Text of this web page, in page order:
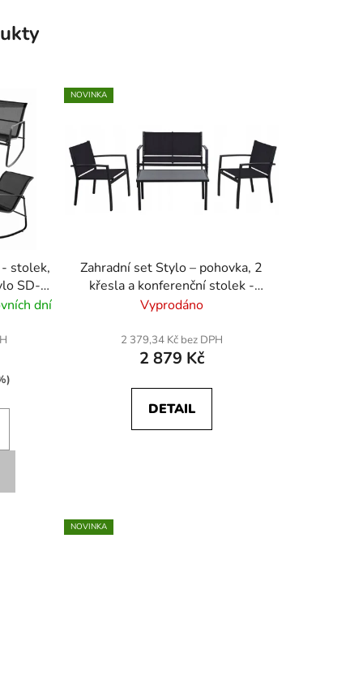
stolek,
SD-
dní
NOVINKA
Zahradní set Stylo – pohovka, 2
křesla a konferenční stolek -
černý
Vyprodáno
2 379,34 Kč bez DPH
2 879 Kč
DETAIL
NOVINKA